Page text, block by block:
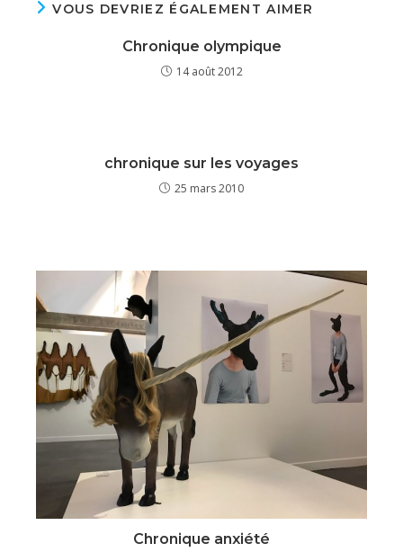
VOUS DEVRIEZ ÉGALEMENT AIMER
Chronique olympique
14 août 2012
chronique sur les voyages
25 mars 2010
Chronique anxiété